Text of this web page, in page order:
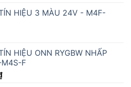
HIỆU 3 MÀU 24V - M4F-
HIỆU ONN RYGBW NHẤP
F